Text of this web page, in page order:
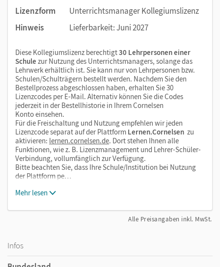
Lizenzform
Unterrichtsmanager Kollegiumslizenz
Hinweis
Lieferbarkeit: Juni 2027
Diese Kollegiumslizenz berechtigt30 Lehrpersonen einer
Schule zur Nutzung des Unterrichtsmanagers, solange das
Lehrwerk erhältlich ist. Sie kann nur von Lehrpersonen bzw.
Schulen/Schulträgern bestellt werden. Nachdem Sie den
Bestellprozess abgeschlossen haben, erhalten Sie 30
Lizenzcodes per E-Mail. Alternativ können Sie die Codes
jederzeit in der Bestellhistorie in Ihrem Cornelsen
Konto einsehen.
Für die Freischaltung und Nutzung empfehlen wir jeden
Lizenzcode separat auf der Plattform Lernen.Cornelsen zu
aktivieren: lernen.cornelsen.de. Dort stehen Ihnen alle
Funktionen, wie z. B. Lizenzmanagement und Lehrer-Schüler-
Verbindung, vollumfänglich zur Verfügung.
Bitte beachten Sie, dass Ihre Schule/Institution bei Nutzung
der Plattform pe…
Mehr lesen
Alle Preisangaben inkl. MwSt.
Infos